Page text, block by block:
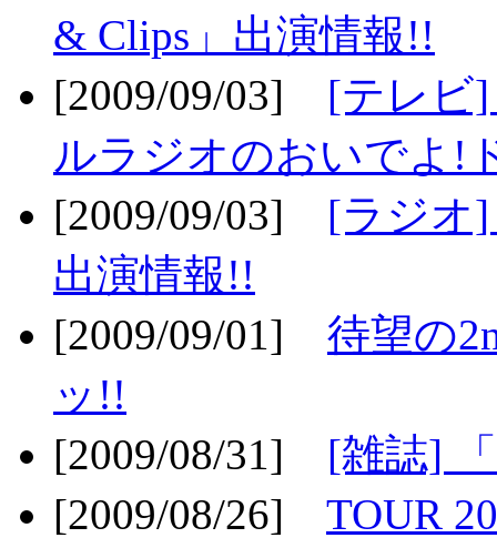
& Clips」出演情報!!
[2009/09/03] [テレビ
ルラジオのおいでよ!
[2009/09/03] [ラジオ]
出演情報!!
[2009/09/01] 待望の
ッ!!
[2009/08/31] [雑誌]
[2009/08/26] TOUR